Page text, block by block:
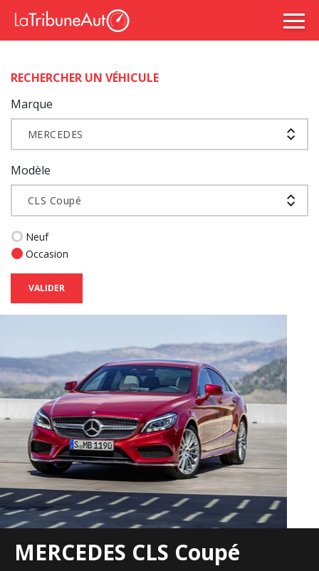
RECHERCHER UN VÉHICULE
Marque
MERCEDES
Modèle
CLS Coupé
Neuf
Occasion
VALIDER
MERCEDES CLS Coupé